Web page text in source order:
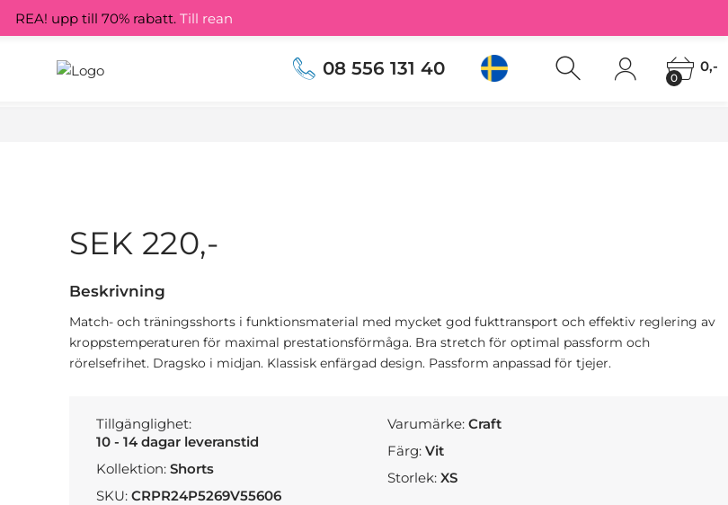
08 556 131 40 0
0,-
REA! upp till 70% rabatt. Till rean
SEK 220,-
Beskrivning
Match- och träningsshorts i funktionsmaterial med mycket god fukttransport och effektiv reglering av
kroppstemperaturen för maximal prestationsförmåga. Bra stretch för optimal passform och
rörelsefrihet. Dragsko i midjan. Klassisk enfärgad design. Passform anpassad för tjejer.
Tillgänglighet:
10 - 14 dagar leveranstid
Kollektion: Shorts
SKU: CRPR24P5269V55606
Varumärke:Craft
Färg:Vit
Storlek:XS